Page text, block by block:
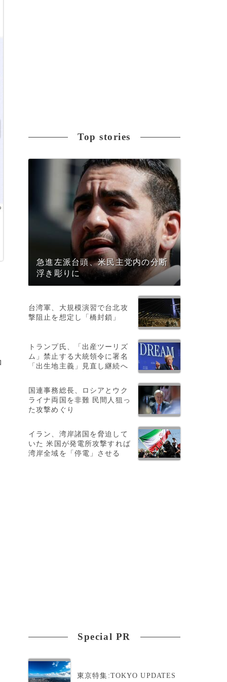
Top stories
急進左派台頭、米民主党内の分断
浮き彫りに
台湾軍、大規模演習で台北攻
撃阻止を想定し「橋封鎖」
トランプ氏、「出産ツーリズ
ム」禁止する大統領令に署名
「出生地主義」見直し継続へ
国連事務総長、ロシアとウク
ライナ両国を非難 民間人狙っ
た攻撃めぐり
イラン、湾岸諸国を脅迫して
いた 米国が発電所攻撃すれば
湾岸全域を「停電」させる
Special PR
東京特集:TOKYO UPDATES